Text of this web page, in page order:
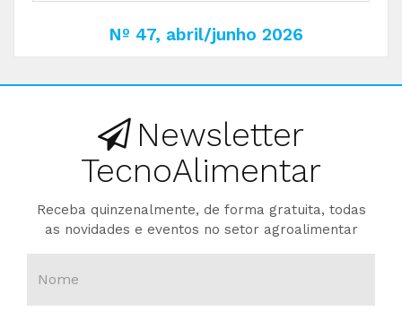
Nº 47, abril/junho 2026
Newsletter
TecnoAlimentar
Receba quinzenalmente, de forma gratuita, todas
as novidades e eventos no setor agroalimentar